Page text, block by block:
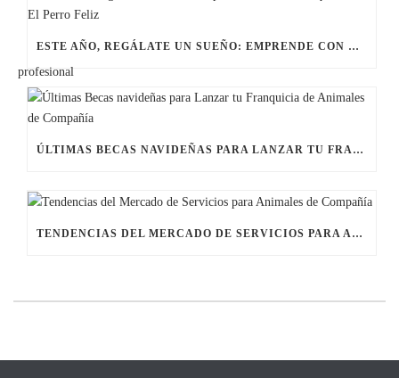
ESTE AÑO, REGÁLATE UN SUEÑO: EMPRENDE CON UNA FRANQUICIA DE EL PERRO FELIZ
ÚLTIMAS BECAS NAVIDEÑAS PARA LANZAR TU FRANQUICIA DE ANIMALES DE COMPAÑÍA
TENDENCIAS DEL MERCADO DE SERVICIOS PARA ANIMALES DE COMPAÑÍA